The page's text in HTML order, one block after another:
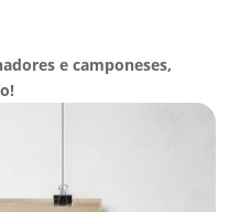
e camponeses,